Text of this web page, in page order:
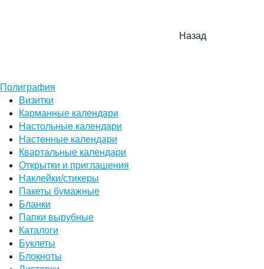
Назад
Полиграфия
Визитки
Карманные календари
Настольные календари
Настенные календари
Квартальные календари
Открытки и приглашения
Наклейки/стикеры
Пакеты бумажные
Бланки
Папки вырубные
Каталоги
Буклеты
Блокноты